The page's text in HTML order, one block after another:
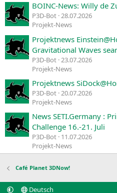
BOINC-News: Willy de
P3D-Bot 28.07.2026
Projekt-News
Projektnews
Gravitational Waves
P3D-Bot 23.07.2026
Projekt-News
Projektnews
P3D-Bot 20.07.2026
Projekt-News
News SETI.Germany :
Challenge 16.-21. Juli
P3D-Bot 11.07.2026
Projekt-News
Café Planet 3DNow!
Deutsch